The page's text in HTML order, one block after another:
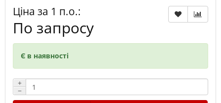
Ціна за 1 п.о.:
По запросу
Є в наявності
+
−